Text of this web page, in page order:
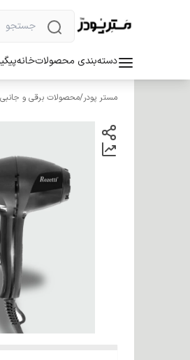
دسته‌بندی محصولاتخانه
مستر پودر/محصولات برقی و جانبی